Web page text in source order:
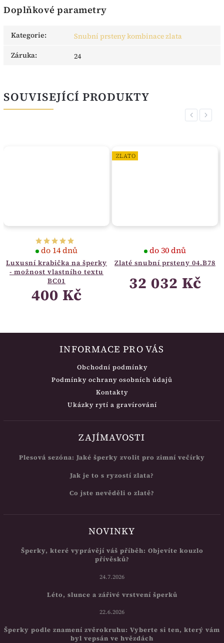
Doplňkové parametry
Kategorie:
Snubní prsteny kombinace zlata
Záruka: 24
SOUVISEJÍCÍ PRODUKTY
Previous
Luxusní krabička na šperky
- možnost vlastního textu
BC01
do 14 dnů
400 Kč
ZLATO
Zlaté snubní prsteny 04.B78
do 30 dnů
32 032 Kč
Next
INFORMACE PRO VÁS
Obchodní podmínky
Podmínky ochrany osobních údajů
Kontakty
Ukázky rytí a gravírování
ZAJÍMAVOSTI
Plesová sezóna: Jaké šperky zvolit pro zimní večírky
Jak je to s ryzostí zlata?
Co jste nevěděli o zlatě?
NOVINKY
Šperky, které vyprávějí váš příběh: Objevíte kouzlo
přívěsků?
24.7.2026
Léto, slunce a zářivé vrstvení šperků
22.6.2026
Šperky podle znamení zvěrokruhu: Vyberte si ten, který vám
byl vepsán ve hvězdách